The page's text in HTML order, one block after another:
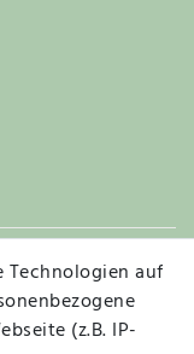
auf
(z.B. IP-